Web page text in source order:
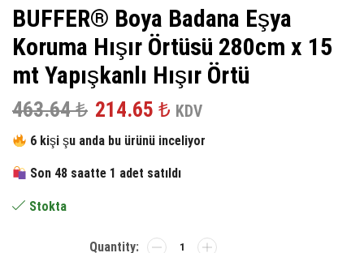
BUFFER® Boya Badana Eşya
Koruma Hışır Örtüsü 280cm x 15
mt Yapışkanlı Hışır Örtü
463.64₺ Orijinal
fiyat:
463.64 ₺.
214.65 ₺ Şu
andaki
fiyat:
KDV
6 kişi şu anda bu ürünü inceliyor
Son 48 saatte 1 adet satıldı
Stokta
BUFFER®